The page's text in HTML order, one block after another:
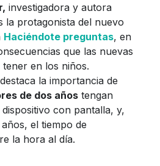
investigadora y autora
la protagonista del nuevo
Haciéndote preguntas, en
que las nuevas
en los niños.
la importancia de
de dos añostengan
con pantalla, y,
el tiempo de
la hora al día.